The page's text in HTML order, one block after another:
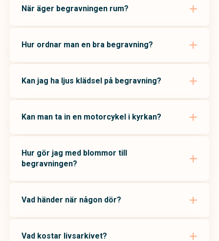
När äger begravningen rum?
Hur ordnar man en bra begravning?
Kan jag ha ljus klädsel på begravning?
Kan man ta in en motorcykel i kyrkan?
Hur gör jag med blommor till
begravningen?
Vad händer när någon dör?
Vad kostar livsarkivet?